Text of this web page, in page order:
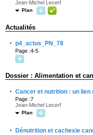
Jean-Michel Lecerf
Plan
Actualités
· p4_actus_PN_78
Page :4-5
Dossier : Alimentation et
· Cancer et nutrition : un lien
Page :7
Jean-Michel Lecerf
Plan
· Dénutrition et cachexie